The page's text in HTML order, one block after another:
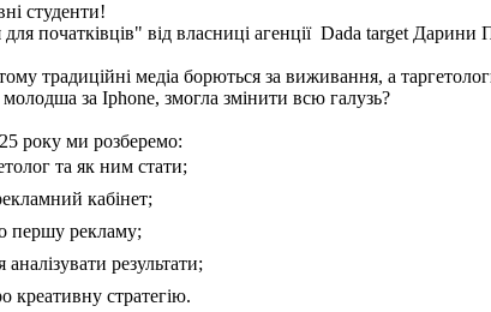
студенти!
початківців" від власниці агенції Dada target Дарини
традиційні медіа борються за виживання, а
за Iphone, змогла змінити всю галузь?
року ми розберемо:
та як ним стати;
кабінет;
першу рекламу;
аналізувати результати;
креативну стратегію.